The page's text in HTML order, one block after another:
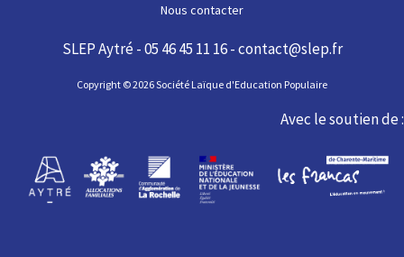
Nous contacter
SLEP Aytré - 05 46 45 11 16 - contact@slep.fr
Copyright © 2026 Société Laïque d'Education Populaire
Avec le soutien de :